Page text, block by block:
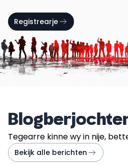
Registrearje
Tegearre kinne wy in nije,
Bekijk alle berichten